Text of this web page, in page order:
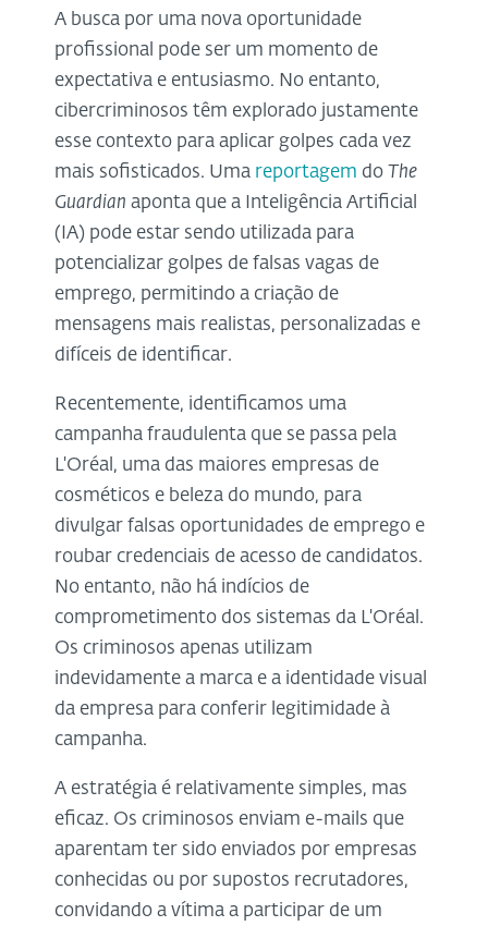
A busca por uma nova oportunidade
profissional pode ser um momento de
expectativa e entusiasmo. No entanto,
cibercriminosos têm explorado justamente
esse contexto para aplicar golpes cada vez
mais sofisticados. Uma reportagem do The
Guardian aponta que a Inteligência Artificial
(IA) pode estar sendo utilizada para
potencializar golpes de falsas vagas de
emprego, permitindo a criação de
mensagens mais realistas, personalizadas e
difíceis de identificar.
Recentemente, identificamos uma
campanha fraudulenta que se passa pela
L'Oréal, uma das maiores empresas de
cosméticos e beleza do mundo, para
divulgar falsas oportunidades de emprego e
roubar credenciais de acesso de candidatos.
No entanto, não há indícios de
comprometimento dos sistemas da L'Oréal.
Os criminosos apenas utilizam
indevidamente a marca e a identidade visual
da empresa para conferir legitimidade à
campanha.
A estratégia é relativamente simples, mas
eficaz. Os criminosos enviam e-mails que
aparentam ter sido enviados por empresas
conhecidas ou por supostos recrutadores,
convidando a vítima a participar de um